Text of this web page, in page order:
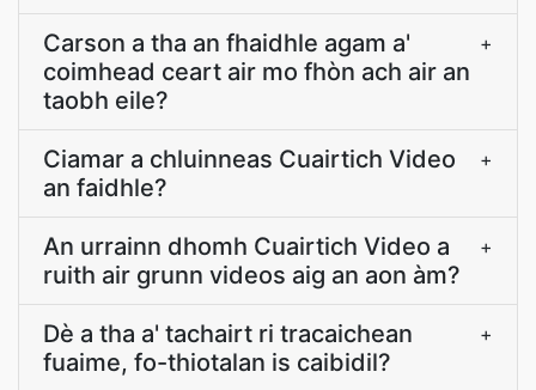
Carson a tha an fhaidhle agam a'
coimhead ceart air mo fhòn ach air an
taobh eile?
+
Ciamar a chluinneas Cuairtich Video
an faidhle?
+
An urrainn dhomh Cuairtich Video a
ruith air grunn videos aig an aon àm?
+
Dè a tha a' tachairt ri tracaichean
fuaime, fo-thiotalan is caibidil?
+